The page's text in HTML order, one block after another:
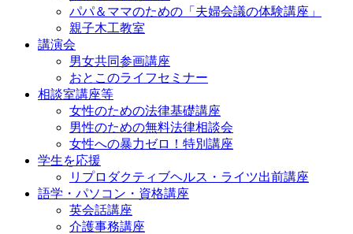
パパ＆ママのための「夫婦会議の体験講座」
親子木工教室
講演会
男女共同参画講座
おとこのライフセミナー
相談室講座等
女性のための法律基礎講座
男性のための無料法律相談会
女性への暴力ゼロ！特別講座
学生を応援
リプロダクティブヘルス・ライツ出前講座
語学・パソコン・資格講座
英会話講座
介護事務講座